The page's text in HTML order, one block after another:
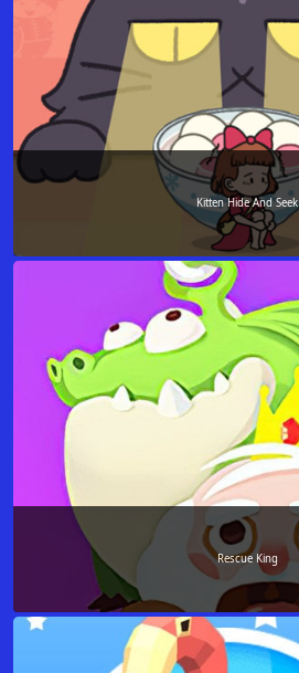
Kitten Hide And Seek
Rescue King